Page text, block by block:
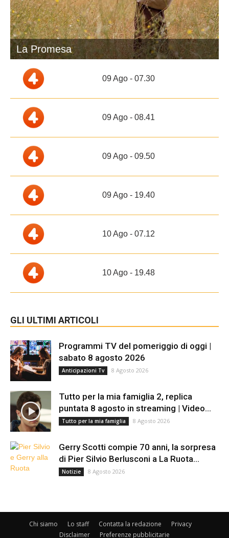
La Promesa
09 Ago - 07.30
09 Ago - 08.41
09 Ago - 09.50
09 Ago - 19.40
10 Ago - 07.12
10 Ago - 19.48
GLI ULTIMI ARTICOLI
Programmi TV del pomeriggio di oggi |
sabato 8 agosto 2026
Anticipazioni Tv 8 Agosto 2026
Tutto per la mia famiglia 2, replica
puntata 8 agosto in streaming | Video...
Tutto per la mia famiglia 8 Agosto 2026
Gerry Scotti compie 70 anni, la sorpresa
di Pier Silvio Berlusconi a La Ruota...
Notizie 8 Agosto 2026
Chi siamo Lo staff Contatta la redazione
Privacy
Disclaimer
Preferenze pubblicitarie